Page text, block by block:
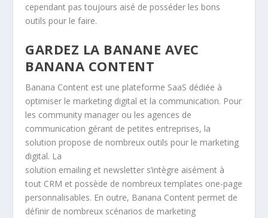
cependant pas toujours aisé de posséder les bons
outils pour le faire.
GARDEZ LA BANANE AVEC
BANANA CONTENT
Banana Content est une plateforme SaaS dédiée à
optimiser le marketing digital et la communication. Pour
les community manager ou les agences de
communication gérant de petites entreprises, la
solution propose de nombreux outils pour le marketing
digital. La
solution emailing et newsletter s’intègre aisément à
tout CRM et possède de nombreux templates one-page
personnalisables. En outre, Banana Content permet de
définir de nombreux scénarios de marketing